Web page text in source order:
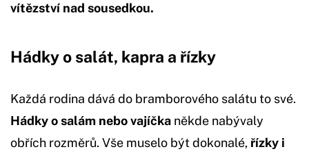
vítězství nad sousedkou.
Hádky o salát, kapra a řízky
Každá rodina dává do bramborového salátu to své.
Hádky o salám nebo vajíčka někde nabývaly
obřích rozměrů. Vše muselo být dokonalé, řízky i